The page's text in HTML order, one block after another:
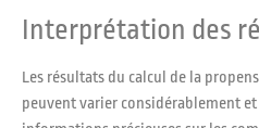
Interprétation des
Les résultats du calcul de la
peuvent varier considérablement